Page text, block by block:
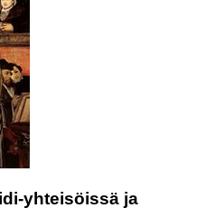
yhteisöissä ja